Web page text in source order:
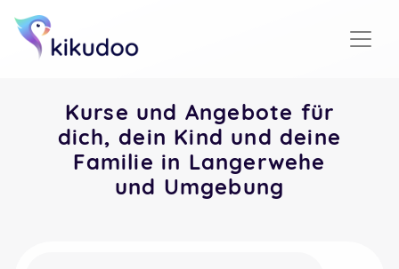
Kurse und Angebote für
dich, dein Kind und deine
Familie in Langerwehe
und Umgebung